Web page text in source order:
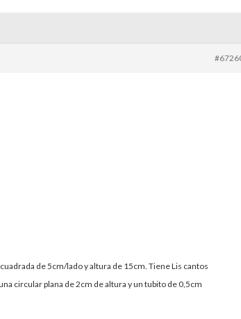
de 5cm/lado y altura de 15cm. Tiene Lis cantos
circular plana de 2cm de altura y un tubito de 0,5cm